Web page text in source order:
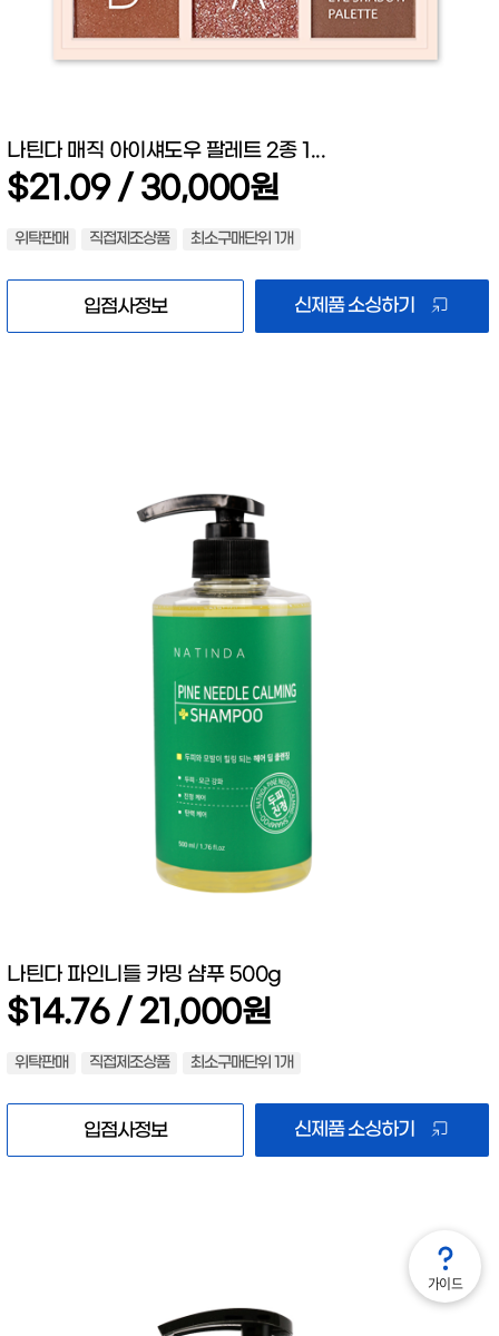
나틴다 매직 아이섀도우 팔레트 2종 1...
$21.09 / 30,000원
위탁판매 직접제조상품 최소구매단위 1개
입점사정보 신제품 소싱하기
나틴다 파인니들 카밍 샴푸 500g
$14.76 / 21,000원
위탁판매 직접제조상품 최소구매단위 1개
입점사정보 신제품 소싱하기
가이드